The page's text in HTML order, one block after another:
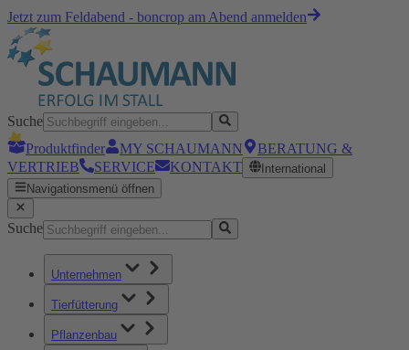
Jetzt zum Feldabend - boncrop am Abend anmelden
Suche
Produktfinder
MY SCHAUMANN
BERATUNG &
VERTRIEB
SERVICE KONTAKT
International
Navigationsmenü öffnen
Suche
Unternehmen
Tierfütterung
Pflanzenbau